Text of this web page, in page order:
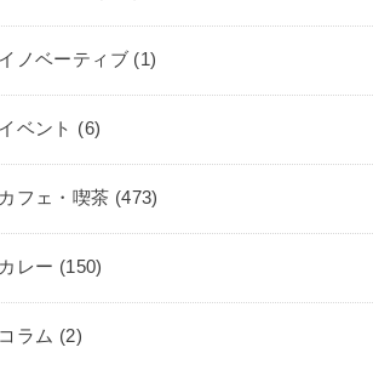
イノベーティブ (1)
イベント (6)
カフェ・喫茶 (473)
カレー (150)
コラム (2)